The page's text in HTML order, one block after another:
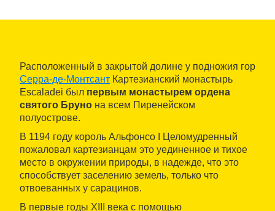
Расположенный в закрытой долине у подножия гор
Серра-де-Монтсант Картезианский монастырь
Escaladei был первым монастырем ордена
святого Бруно на всем Пиренейском
полуострове.
В 1194 году король Альфонсо I Целомудренный
пожаловал картезианцам это уединенное и тихое
место в окружении природы, в надежде, что это
способствует заселению земель, только что
отвоеванных у сарацинов.
В первые годы XIII века с помощью